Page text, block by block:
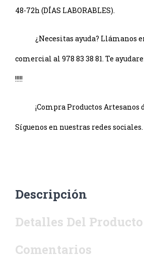
48-72h (DÍAS LABORABLES).
¿Necesitas ayuda? Llámanos
comercial al 978 83 38 81. Te
!!!!!
¡Compra Productos Artesanos
Síguenos en nuestras redes sociales.
Descripción
Detalles Del Producto
Comentarios